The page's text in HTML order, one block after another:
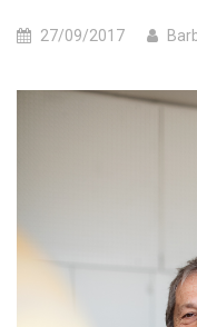
27/09/2017